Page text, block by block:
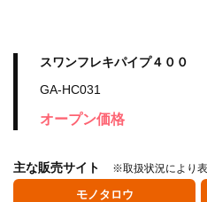
スワンフレキパイプ４００
GA-HC031
オープン価格
主な販売サイト ※取扱状況により表
モノタロウ